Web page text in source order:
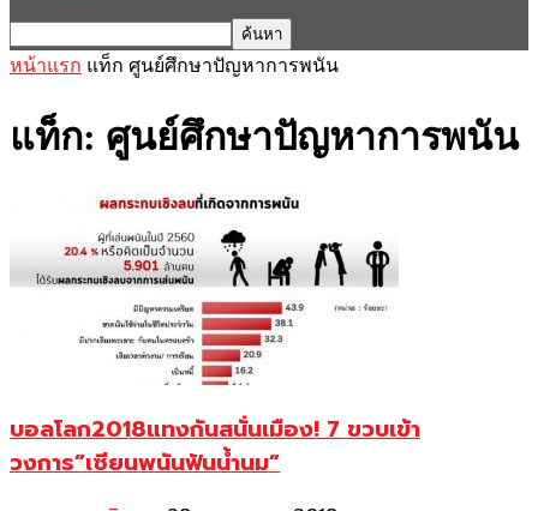
หน้าแรก แท็ก ศูนย์ศึกษาปัญหาการพนัน
แท็ก: ศูนย์ศึกษาปัญหาการพนัน
บอลโลก2018แทงกันสนั่นเมือง! 7 ขวบเข้า
วงการ”เซียนพนันฟันน้ำนม”